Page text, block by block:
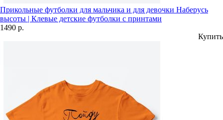
Прикольные футболки для мальчика и для девочки Наберусь
высоты | Клевые детские футболки с принтами
1490 р.
Купить